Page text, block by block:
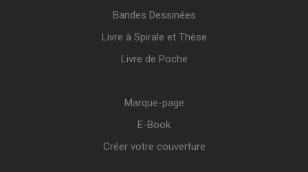
Bandes Dessinées
Livre à Spirale et Thèse
Livre de Poche
Marque-page
E-Book
Créer votre couverture